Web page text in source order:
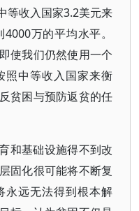
等收入国家3.2美元来
万的平均水平。
使我们仍然使用一个
照中等收入国家来衡
贫困与预防返贫的任
和基础设施得不到改
固化很可能将不断复
永远无法得到根本解